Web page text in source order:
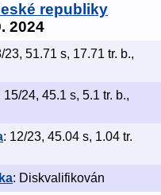
republiky
2024
23, 51.71 s, 17.71 tr. b.,
15/24, 45.1 s, 5.1 tr. b.,
: 12/23, 45.04 s, 1.04 tr.
: Diskvalifikován